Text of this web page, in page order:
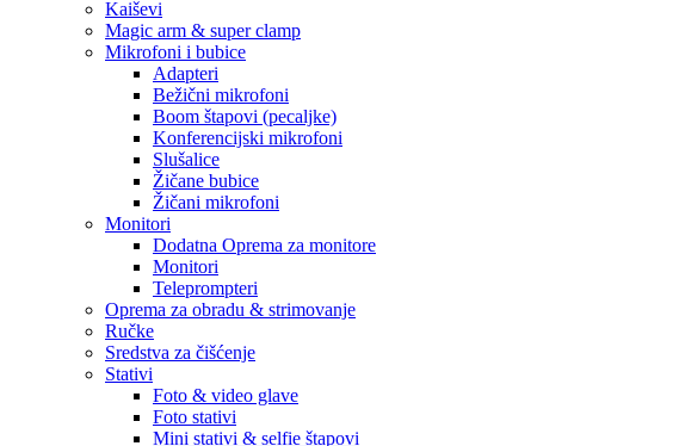
Kaiševi
Magic arm & super clamp
Mikrofoni i bubice
Adapteri
Bežični mikrofoni
Boom štapovi (pecaljke)
Konferencijski mikrofoni
Slušalice
Žičane bubice
Žičani mikrofoni
Monitori
Dodatna Oprema za monitore
Monitori
Teleprompteri
Oprema za obradu & strimovanje
Ručke
Sredstva za čišćenje
Stativi
Foto & video glave
Foto stativi
Mini stativi & selfie štapovi